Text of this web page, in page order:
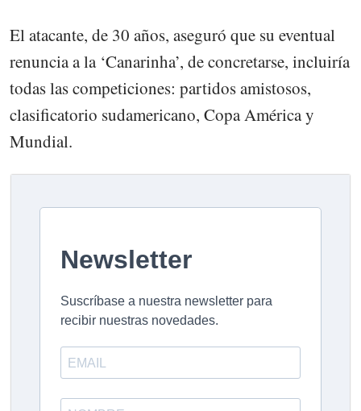
El atacante, de 30 años, aseguró que su eventual
renuncia a la ‘Canarinha’, de concretarse, incluiría
todas las competiciones: partidos amistosos,
clasificatorio sudamericano, Copa América y
Mundial.